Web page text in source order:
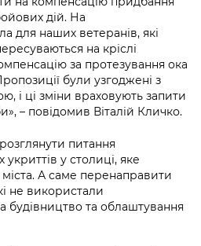
дій. На
для наших ветеранів, які
на кріслі
за протезування ока
були узгоджені з
і ці зміни враховують запити
– повідомив Віталій Кличко.
питання
у столиці, яке
А саме перенаправити
не використали
будівництво та облаштування